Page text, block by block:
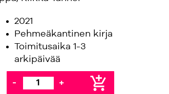
2021
Pehmeäkantinen kirja
Toimitusaika 1-3
arkipäivää
- + add_shopping_cart